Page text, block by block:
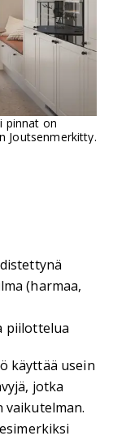
pinnat on
Joutsenmerkitty.
(harmaa,
piilottelua
käyttää usein
jotka